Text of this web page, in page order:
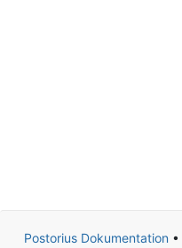
Postorius Dokumentation•